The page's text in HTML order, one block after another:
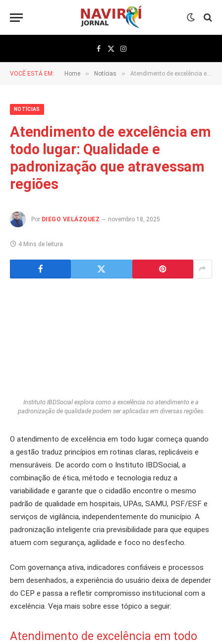
Facebook
X
(Twitter)
Instagram
VOCÊ ESTÁ EM: Home » Notícias » Atendimento de excelência em todo lugar: Qualidade e padronização que atravessam regiões
NOTÍCIAS
Atendimento de excelência em
todo lugar: Qualidade e
padronização que atravessam
regiões
Por DIEGO VELÁZQUEZ novembro 18, 2025
4 Mins de leitura
Instituto IBDSocial explora como a excelência no atendimento e a
padronização de qualidade podem ser aplicadas em diversas regiões.
O atendimento de excelência em todo lugar começa quando
a gestão traduz princípios em rotinas claras, replicáveis e
mensuráveis. De acordo com o Instituto IBDSocial, a
combinação de ética, método e tecnologia reduz a
variabilidade e garante que o cidadão encontre o mesmo
padrão de qualidade em hospitais, UPAs, SAMU, PSF/ESF e
serviços de vigilância, independentemente do município. A
padronização inteligente cria previsibilidade para que equipes
atuem com segurança, agilidade e foco no desfecho.
Com governança ativa, indicadores confiáveis e processos
bem desenhados, a experiência do usuário deixa de depender
do CEP e passa a refletir compromisso institucional com a
excelência. Veja mais sobre esse tópico a seguir:
Atendimento de excelência em todo